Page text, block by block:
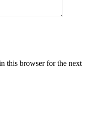
this browser for the next